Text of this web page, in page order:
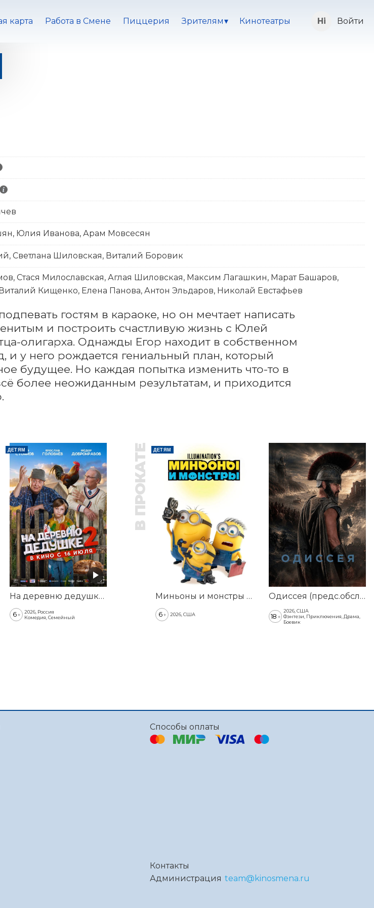
карта Работа в Смене Пиццерия Зрителям Кинотеатры Войти
Юлия Иванова, Арам Мовсесян
Светлана Шиловская, Виталий Боровик
Стася Милославская, Аглая Шиловская, Максим Лагашкин, Марат Башаров,
Кищенко, Елена Панова, Антон Эльдаров, Николай Евстафьев
гостям в караоке, но он мечтает написать
и построить счастливую жизнь с Юлей
олигарха. Однажды Егор находит в собственном
и у него рождается гениальный план, который
будущее. Но каждая попытка изменить что-то в
более неожиданным результатам, и приходится
ДЕТЯМ
На деревню дедушке 2
6+
2026, Россия
Комедия, Семейный
В ПРОКАТЕ ДЕТЯМ
Миньоны и монстры (предс.обсл. & Три добрых дела)
6+ 2026, США
Одиссея (предс.обсл. & Три добрых дела)
18 +
2026, США
Фэнтези, Приключения, Драма,
Боевик
Способы оплаты
Контакты
Администрация team@kinosmena.ru